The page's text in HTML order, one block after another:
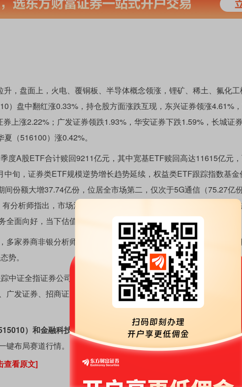
盘面上，火电、覆铜板、半导体概念领涨，锂矿、稀土、氟化工
）盘中翻红涨0.33%，持仓股方面涨跌互现，东兴证券领涨4.61%
上涨2.22%；广发证券领跌1.93%，华安证券下跌1.59%，长城证
（516100）涨0.42%。
A股ETF合计赎回9211亿元，其中宽基ETF赎回高达11615亿元
旬，证券类ETF规模逆势增长趋势延续，权益类ETF跟踪指数基
份额大增37.74亿份，位居全市场第二，仅次于5G通信（75.27亿
分析师指出，市场活跃度提升有望成为当下低估值、低配置的券商
全面向好，当下估值具有高赔率。
家券商非银分析师预计，2026年一季度上市券商净利润将保持稳
势。
中证全指证券公司指数，截至2026年4月30日，指数前十大权重股
广发证券、招商证券、东方证券、申万宏源、兴业证券、中金公司
）和金融科技ETF华夏（516100）管理费率为0.15%，托管费
布局赛道行情。
查看原文]